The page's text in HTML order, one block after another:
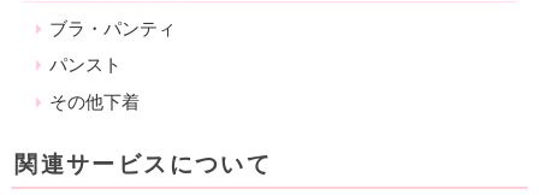
ブラ・パンティ
パンスト
その他下着
関連サービスについて